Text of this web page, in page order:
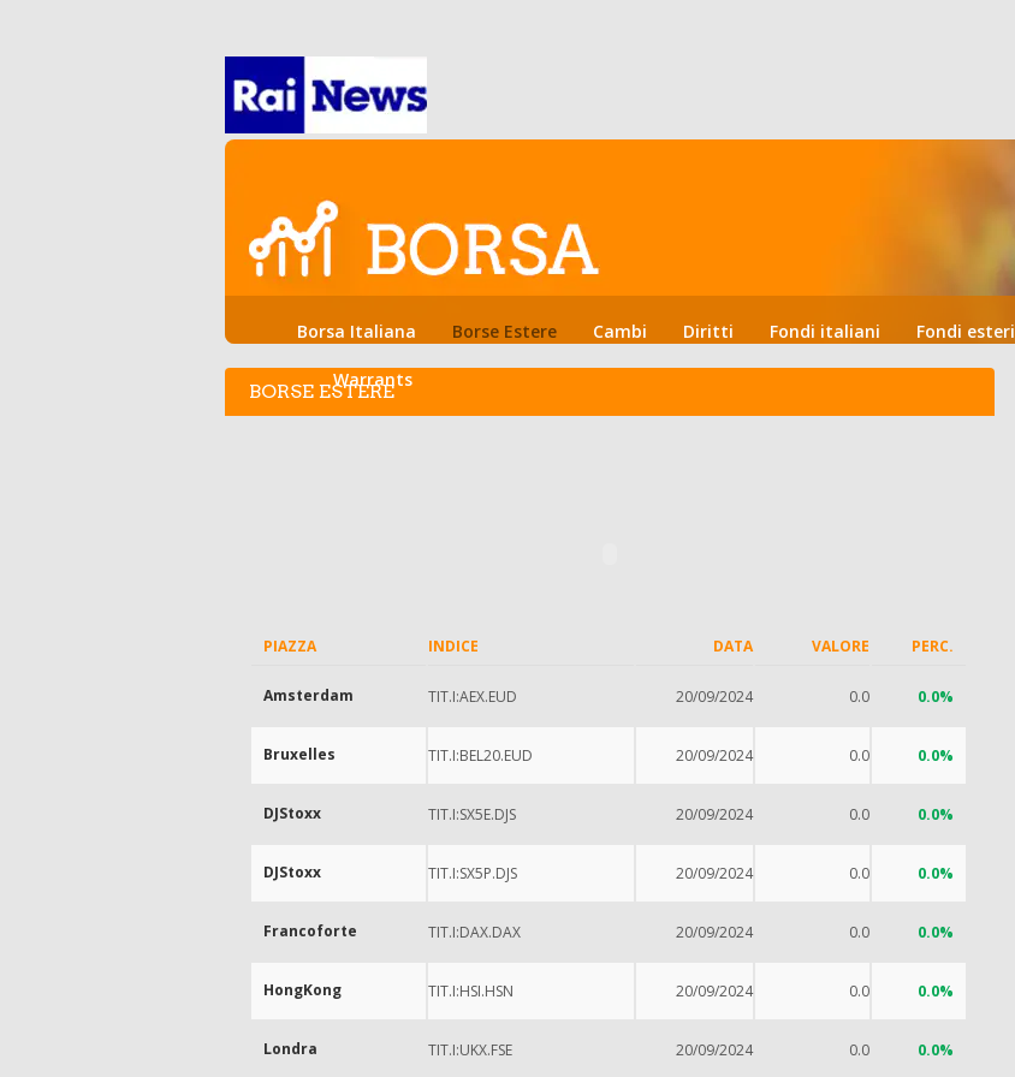
Borsa Italiana Borse Estere Cambi Diritti Fondi italiani Fondi esteri
Warrants
BORSE ESTERE
PIAZZA INDICE DATA VALORE PERC.
Amsterdam TIT.I:AEX.EUD 20/09/2024 0.0 0.0%
Bruxelles TIT.I:BEL20.EUD 20/09/2024 0.0 0.0%
DJStoxx TIT.I:SX5E.DJS 20/09/2024 0.0 0.0%
DJStoxx TIT.I:SX5P.DJS 20/09/2024 0.0 0.0%
Francoforte TIT.I:DAX.DAX 20/09/2024 0.0 0.0%
HongKong TIT.I:HSI.HSN 20/09/2024 0.0 0.0%
Londra TIT.I:UKX.FSE 20/09/2024 0.0 0.0%